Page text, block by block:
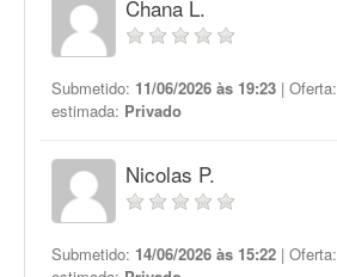
Chana L.
Submetido: 11/06/2026 às 19:23 | Oferta:
estimada: Privado
Nicolas P.
Submetido: 14/06/2026 às 15:22 | Oferta: